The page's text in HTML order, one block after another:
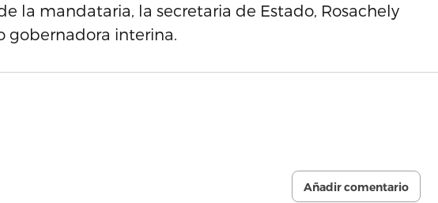
la mandataria, la secretaria de Estado, Rosachely
gobernadora interina.
Añadir comentario